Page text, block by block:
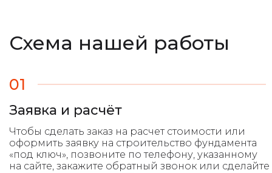
Схема нашей работы
01
Заявка и расчёт
Чтобы сделать заказ на расчет стоимости или
оформить заявку на строительство фундамента
«под ключ», позвоните по телефону, указанному
на сайте, закажите обратный звонок или сделайте